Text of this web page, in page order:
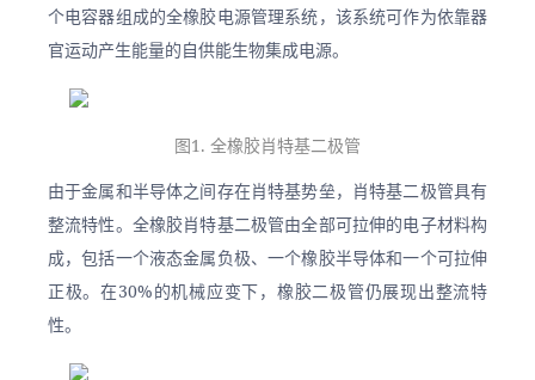
个电容器组成的全橡胶电源管理系统，该系统可作为依靠器
官运动产生能量的自供能生物集成电源。
图1. 全橡胶肖特基二极管
由于金属和半导体之间存在肖特基势垒，肖特基二极管具有
整流特性。全橡胶肖特基二极管由全部可拉伸的电子材料构
成，包括一个液态金属负极、一个橡胶半导体和一个可拉伸
正极。在30%的机械应变下，橡胶二极管仍展现出整流特
性。